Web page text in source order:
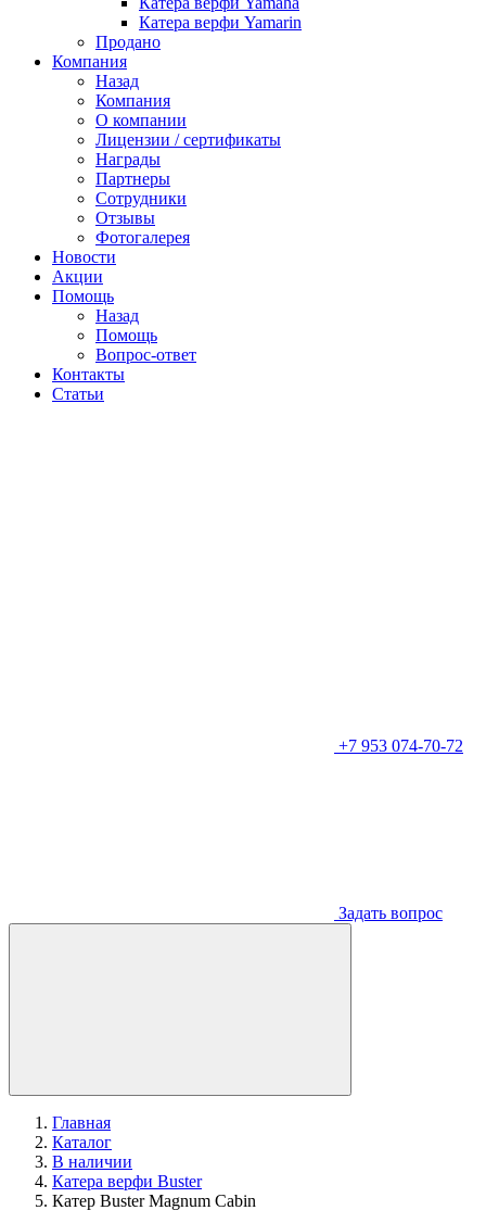
Катера верфи Yamarin
Продано
Компания
Назад
Компания
О компании
Лицензии / сертификаты
Награды
Партнеры
Сотрудники
Отзывы
Фотогалерея
Новости
Акции
Помощь
Назад
Помощь
Вопрос-ответ
Контакты
Статьи
+7 953 074-70-72
Задать вопрос
Главная
Каталог
В наличии
Катера верфи Buster
Катер Buster Magnum Cabin